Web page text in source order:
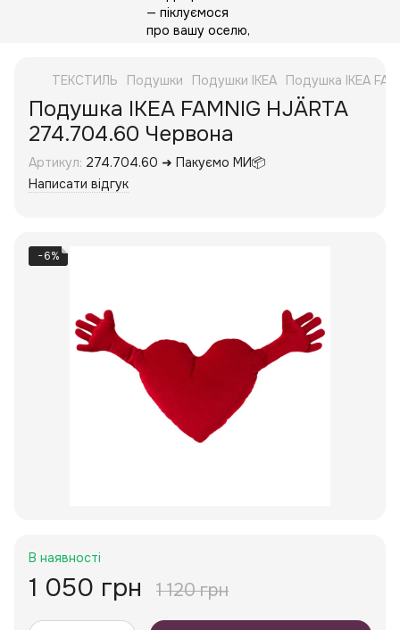
ТЕКСТИЛЬ Подушки Подушки IKEA Подушка IKEA
Подушка IKEA FAMNIG HJÄRTA
274.704.60 Червона
Артикул: 274.704.60 ➜ Пакуємо МИ📦
Написати відгук
−6%
В наявності
1 050 грн 1 120 грн